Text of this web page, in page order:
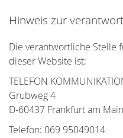
Hinweis zur
Die verantwortliche Stelle
dieser Website ist:
TELEFON
Grubweg 4
D-60437 Frankfurt am Main
Telefon: 069 95049014